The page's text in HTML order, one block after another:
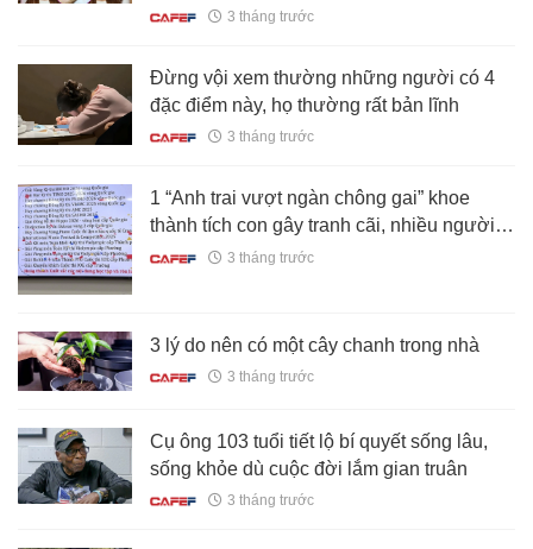
mình: Ung thư máu có đến từ thói quen
3 tháng trước
Đừng vội xem thường những người có 4
đặc điểm này, họ thường rất bản lĩnh
3 tháng trước
1 “Anh trai vượt ngàn chông gai” khoe
thành tích con gây tranh cãi, nhiều người
bênh: Đừng phiến diện!
3 tháng trước
3 lý do nên có một cây chanh trong nhà
3 tháng trước
Cụ ông 103 tuổi tiết lộ bí quyết sống lâu,
sống khỏe dù cuộc đời lắm gian truân
3 tháng trước